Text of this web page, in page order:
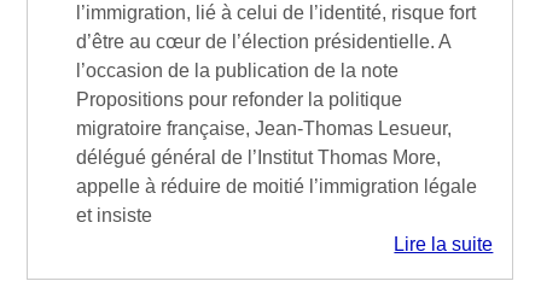
l’immigration, lié à celui de l’identité, risque fort
d’être au cœur de l’élection présidentielle. A
l’occasion de la publication de la note
Propositions pour refonder la politique
migratoire française, Jean-Thomas Lesueur,
délégué général de l’Institut Thomas More,
appelle à réduire de moitié l’immigration légale
et insiste
Lire la suite